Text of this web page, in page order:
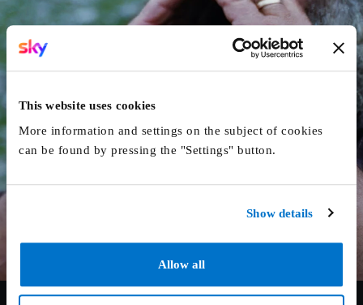
This website uses cookies
More information and settings on the subject of cookies
can be found by pressing the "Settings" button.
Show details
Allow all
10/10 1993 107 min Doku